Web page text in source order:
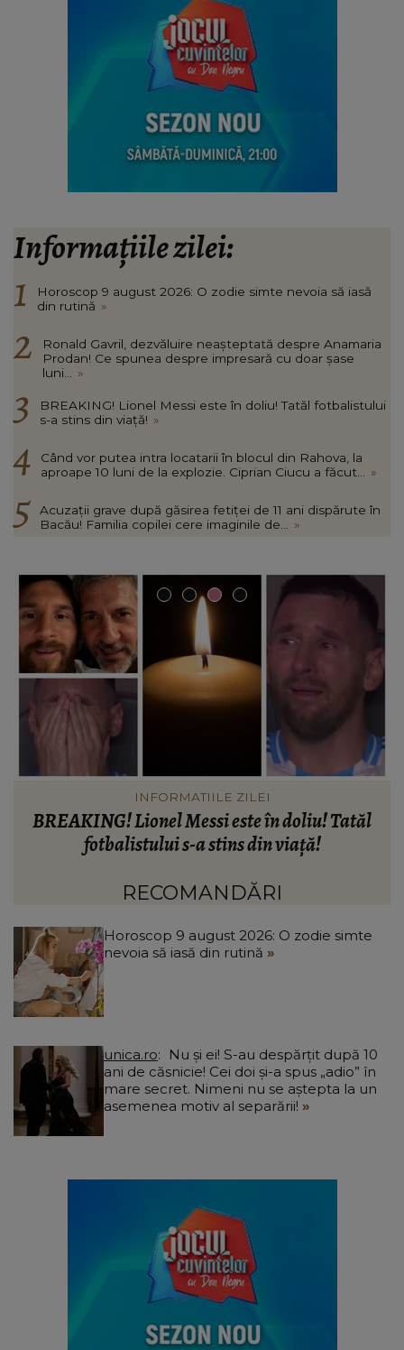
Informațiile zilei:
Horoscop 9 august 2026: O zodie simte nevoia să iasă
din rutină »
Ronald Gavril, dezvăluire neașteptată despre Anamaria
Prodan! Ce spunea despre impresară cu doar șase
luni... »
BREAKING! Lionel Messi este în doliu! Tatăl fotbalistului
s-a stins din viață! »
Când vor putea intra locatarii în blocul din Rahova, la
aproape 10 luni de la explozie. Ciprian Ciucu a făcut... »
Acuzații grave după găsirea fetiței de 11 ani dispărute în
Bacău! Familia copilei cere imaginile de... »
INFORMATIILE ZILEI
BREAKING! Lionel Messi este în doliu! Tatăl
fotbalistului s-a stins din viață!
RECOMANDĂRI
Horoscop 9 august 2026: O zodie simte
nevoia să iasă din rutină
unica.ro
ani de căsnicie! Cei doi și-a spus „adio” în
mare secret. Nimeni nu se aștepta la un
asemenea motiv al separării!